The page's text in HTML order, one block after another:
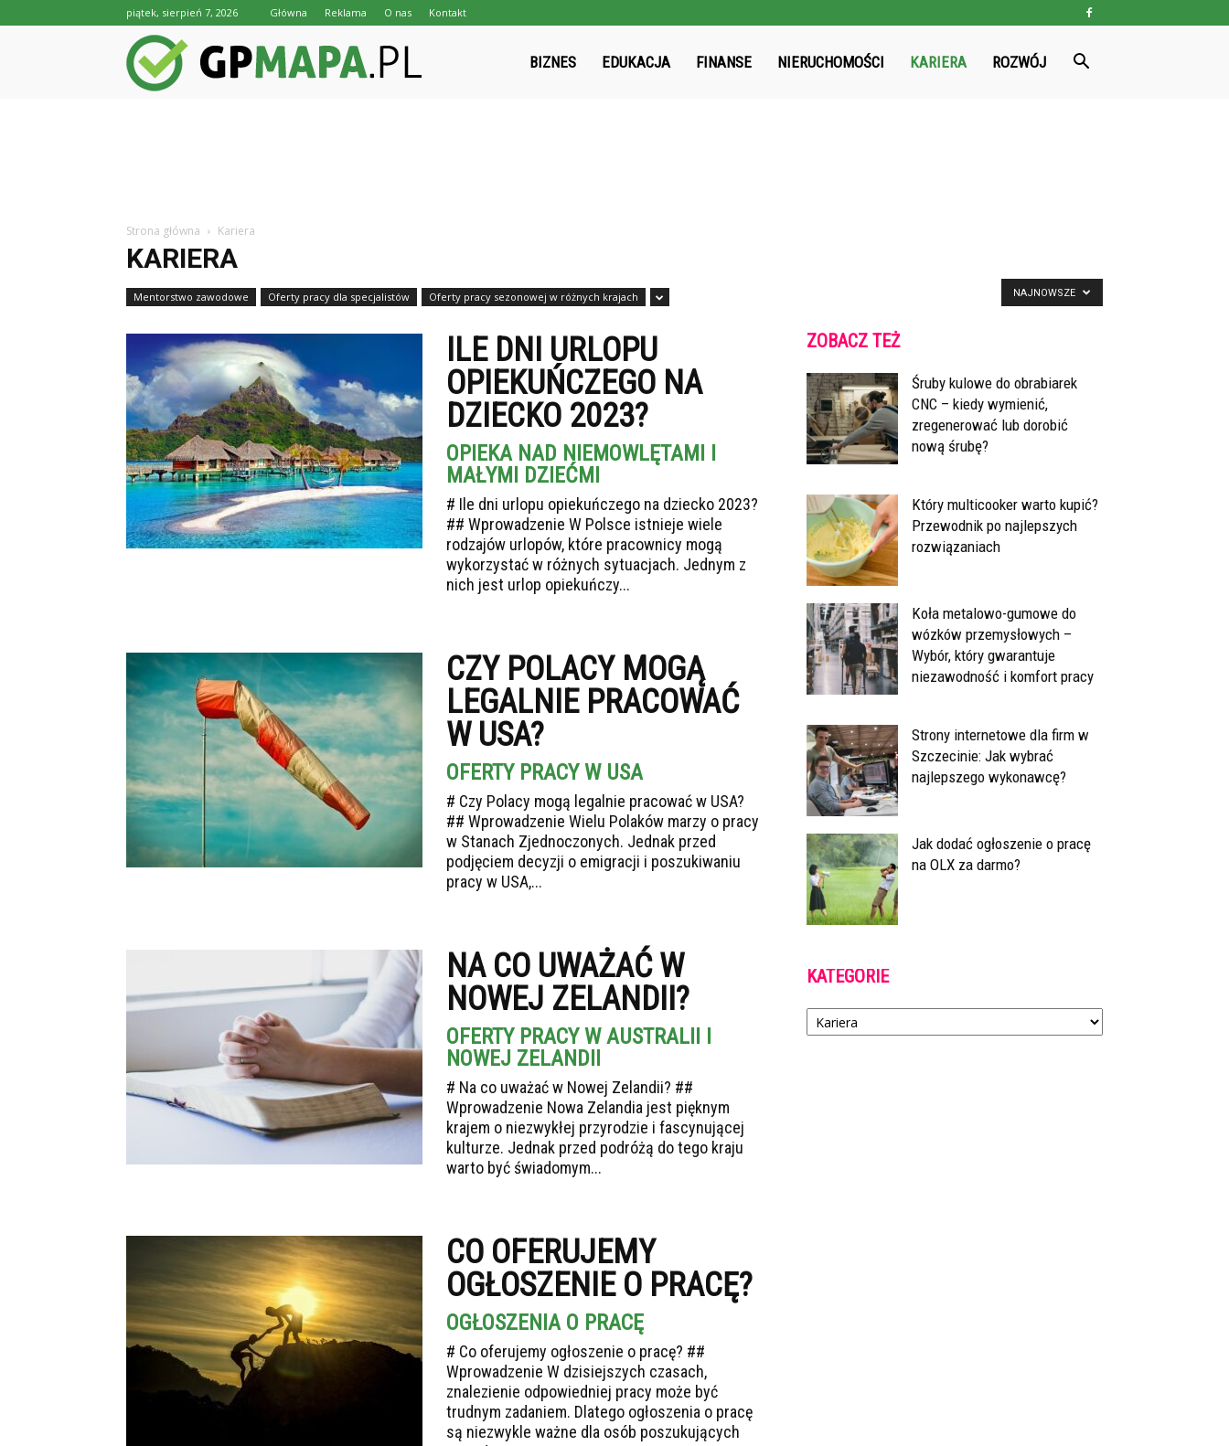
piątek, sierpień 7, 2026 Główna Reklama O nas Kontakt
BIZNES EDUKACJA FINANSE NIERUCHOMOŚCI KARIERA ROZWÓJ
Strona główna Kariera
KARIERA
Mentorstwo zawodowe Oferty pracy dla specjalistów Oferty pracy sezonowej w różnych krajach NAJNOWSZE
ILE DNI URLOPU
OPIEKUŃCZEGO NA
DZIECKO 2023?
OPIEKA NAD NIEMOWLĘTAMI I
MAŁYMI DZIEĆMI
# Ile dni urlopu opiekuńczego na dziecko 2023?
## Wprowadzenie W Polsce istnieje wiele
rodzajów urlopów, które pracownicy mogą
wykorzystać w różnych sytuacjach. Jednym z
nich jest urlop opiekuńczy...
CZY POLACY MOGĄ
LEGALNIE PRACOWAĆ
W USA?
OFERTY PRACY W USA
# Czy Polacy mogą legalnie pracować w USA?
## Wprowadzenie Wielu Polaków marzy o pracy
w Stanach Zjednoczonych. Jednak przed
podjęciem decyzji o emigracji i poszukiwaniu
pracy w USA,...
NA CO UWAŻAĆ W
NOWEJ ZELANDII?
OFERTY PRACY W AUSTRALII I
NOWEJ ZELANDII
# Na co uważać w Nowej Zelandii? ##
Wprowadzenie Nowa Zelandia jest pięknym
krajem o niezwykłej przyrodzie i fascynującej
kulturze. Jednak przed podróżą do tego kraju
warto być świadomym...
CO OFERUJEMY
OGŁOSZENIE O PRACĘ?
OGŁOSZENIA O PRACĘ
# Co oferujemy ogłoszenie o pracę? ##
Wprowadzenie W dzisiejszych czasach,
znalezienie odpowiedniej pracy może być
trudnym zadaniem. Dlatego ogłoszenia o pracę
są niezwykle ważne dla osób poszukujących
ZOBACZ TEŻ
Śruby kulowe do obrabiarek
CNC – kiedy wymienić,
zregenerować lub dorobić
nową śrubę?
Który multicooker warto kupić?
Przewodnik po najlepszych
rozwiązaniach
Koła metalowo-gumowe do
wózków przemysłowych –
Wybór, który gwarantuje
niezawodność i komfort pracy
Strony internetowe dla firm w
Szczecinie: Jak wybrać
najlepszego wykonawcę?
Jak dodać ogłoszenie o pracę
na OLX za darmo?
KATEGORIE
Kategorie